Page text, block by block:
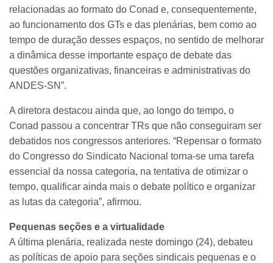
relacionadas ao formato do Conad e, consequentemente,
ao funcionamento dos GTs e das plenárias, bem como ao
tempo de duração desses espaços, no sentido de melhorar
a dinâmica desse importante espaço de debate das
questões organizativas, financeiras e administrativas do
ANDES-SN”.
A diretora destacou ainda que, ao longo do tempo, o
Conad passou a concentrar TRs que não conseguiram ser
debatidos nos congressos anteriores. “Repensar o formato
do Congresso do Sindicato Nacional torna-se uma tarefa
essencial da nossa categoria, na tentativa de otimizar o
tempo, qualificar ainda mais o debate político e organizar
as lutas da categoria”, afirmou.
Pequenas seções e a virtualidade
A última plenária, realizada neste domingo (24), debateu
as políticas de apoio para seções sindicais pequenas e o